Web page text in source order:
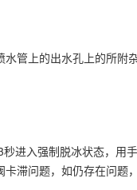
管上的出水孔上的所附
进入强制脱冰状态，用
滞问题，如仍存在问题